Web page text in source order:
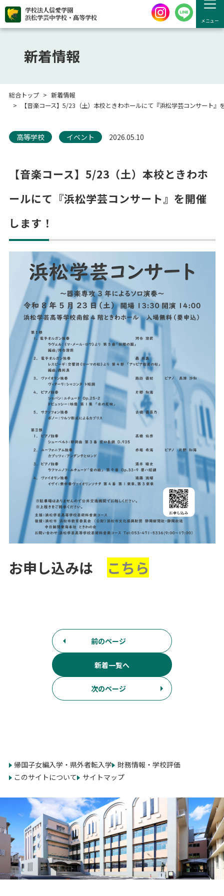
学校法人信愛学園
浜松学芸中学校・高等学校
メニュー
新着情報
総合トップ
新着情報
【音楽コース】5/23（土）本校ときわホールにて『浜松学芸コンサート』
高等学校 イベント 2026.05.10
【音楽コース】5/23（土）本校ときわホ
ールにて『浜松学芸コンサート』を開催
します！
お申し込みは こちら
前のページ
新着一覧へ
次のページ
帰国子女編入学・県外者転入学
財務情報・学校評価
このサイトについて
サイトマップ